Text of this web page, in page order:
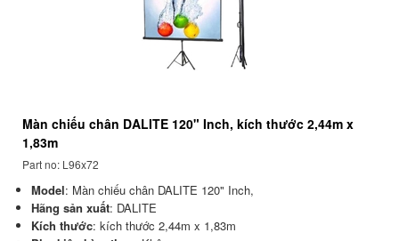
Màn chiếu chân DALITE 120" Inch, kích thước 2,44m x
1,83m
Part no: L96x72
Model: Màn chiếu chân DALITE 120" Inch,
Hãng sản xuất: DALITE
Kích thước: kích thước 2,44m x 1,83m